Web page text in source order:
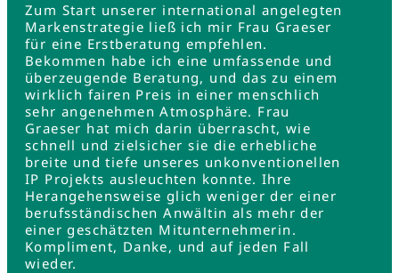
Zum Start unserer international angelegten
Markenstrategie ließ ich mir Frau Graeser
für eine Erstberatung empfehlen.
Bekommen habe ich eine umfassende und
überzeugende Beratung, und das zu einem
wirklich fairen Preis in einer menschlich
sehr angenehmen Atmosphäre. Frau
Graeser hat mich darin überrascht, wie
schnell und zielsicher sie die erhebliche
breite und tiefe unseres unkonventionellen
IP Projekts ausleuchten konnte. Ihre
Herangehensweise glich weniger der einer
berufsständischen Anwältin als mehr der
einer geschätzten Mitunternehmerin.
Kompliment, Danke, und auf jeden Fall
wieder.